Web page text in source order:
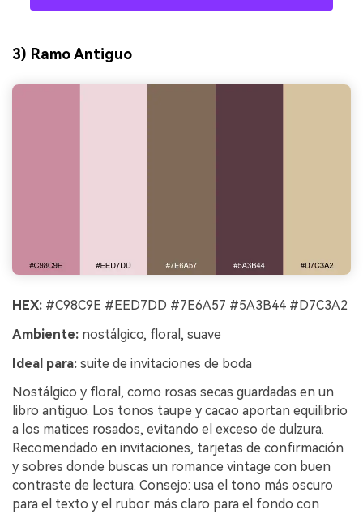
3) Ramo Antiguo
HEX: #C98C9E #EED7DD #7E6A57 #5A3B44 #D7C3A2
Ambiente: nostálgico, floral, suave
Ideal para: suite de invitaciones de boda
Nostálgico y floral, como rosas secas guardadas en un
libro antiguo. Los tonos taupe y cacao aportan equilibrio
a los matices rosados, evitando el exceso de dulzura.
Recomendado en invitaciones, tarjetas de confirmación
y sobres donde buscas un romance vintage con buen
contraste de lectura. Consejo: usa el tono más oscuro
para el texto y el rubor más claro para el fondo con